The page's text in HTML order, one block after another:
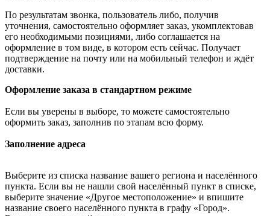
По результатам звонка, пользователь либо, получив
уточнения, самостоятельно оформляет заказ, укомплектовав
его необходимыми позициями, либо соглашается на
оформление в том виде, в котором есть сейчас. Получает
подтверждение на почту или на мобильный телефон и ждёт
доставки.
Оформление заказа в стандартном режиме
Если вы уверены в выборе, то можете самостоятельно
оформить заказ, заполнив по этапам всю форму.
Заполнение адреса
Выберите из списка название вашего региона и населённого
пункта. Если вы не нашли свой населённый пункт в списке,
выберите значение «Другое местоположение» и впишите
название своего населённого пункта в графу «Город».